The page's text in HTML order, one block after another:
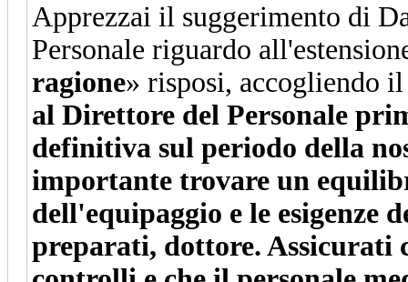
Apprezzai il suggerimento di
Personale riguardo
ragione» risposi, accogliendo
al Direttore del Personale
definitiva sul periodo della
importante trovare un
dell'equipaggio e le esigenze
preparati, dottore. Assicurati